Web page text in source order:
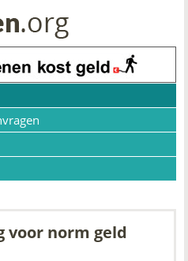
voor norm geld